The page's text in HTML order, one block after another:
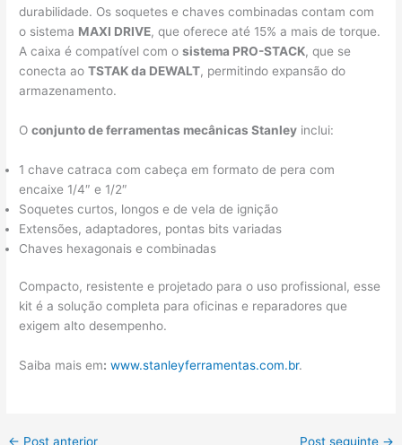
durabilidade. Os soquetes e chaves combinadas contam com
o sistema MAXI DRIVE, que oferece até 15% a mais de torque.
A caixa é compatível com osistema PRO-STACK, que se
conecta aoTSTAK da DEWALT, permitindo expansão do
armazenamento.
Oconjunto de ferramentas mecânicas Stanley inclui:
1 chave catraca com cabeça em formato de pera com
encaixe 1/4″ e 1/2″
Soquetes curtos, longos e de vela de ignição
Extensões, adaptadores, pontas bits variadas
Chaves hexagonais e combinadas
Compacto, resistente e projetado para o uso profissional, esse
kit é a solução completa para oficinas e reparadores que
exigem alto desempenho.
Saiba mais em: www.stanleyferramentas.com.br.
← Post anterior Post seguinte →